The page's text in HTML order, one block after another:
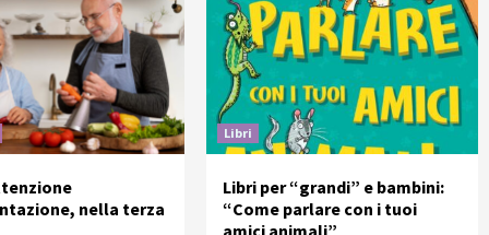
nella terza
Libri
Libri per “grandi” e bambini:
“Come parlare con i tuoi
amici animali”